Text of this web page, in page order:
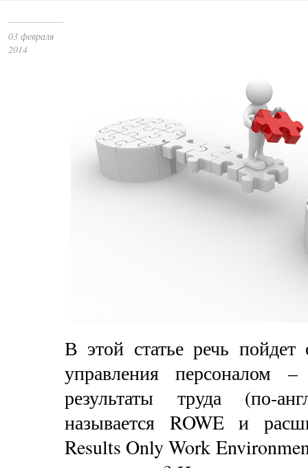
03 февраля
2014
В этой статье речь пойдет
управления персоналом
результаты труда (по-
называется ROWE и
Results Only Work